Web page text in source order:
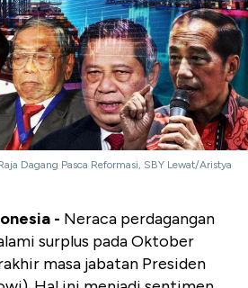
Dagang Pasca Reformasi, SBY Lewat/Aristya
- Neraca perdagangan
surplus pada Oktober
masa jabatan Presiden